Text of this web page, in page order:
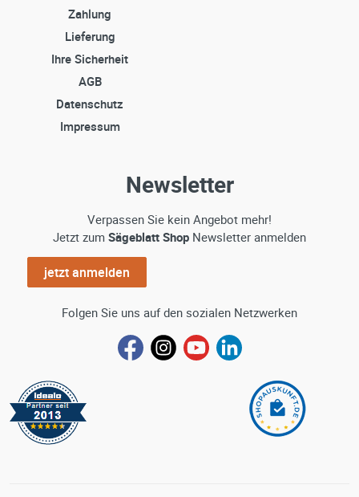
Zahlung
Lieferung
Ihre Sicherheit
AGB
Datenschutz
Impressum
Newsletter
Verpassen Sie kein Angebot mehr!
Jetzt zum Sägeblatt Shop Newsletter anmelden
jetzt anmelden
Folgen Sie uns auf den sozialen Netzwerken